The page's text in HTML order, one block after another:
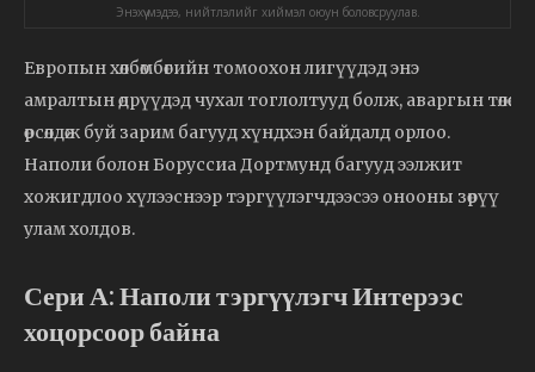
Энэхүү мэдээ, нийтлэлийг хиймэл оюун боловсруулав.
Европын хөлбөмбөгийн томоохон лигүүдэд энэ
амралтын өдрүүдэд чухал тоглолтууд болж, аваргын төлөө
өрсөлдөж буй зарим багууд хүндхэн байдалд орлоо.
Наполи болон Боруссиа Дортмунд багууд ээлжит
хожигдлоо хүлээснээр тэргүүлэгчдээсээ онооны зөрүү
улам холдов.
Сери А: Наполи тэргүүлэгч Интерээс
хоцорсоор байна